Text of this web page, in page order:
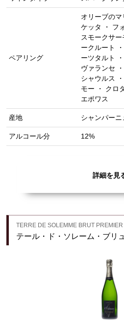
ペアリング
オリーブの
ケッタ ・ フ
スモークサ
ークルート
ーツタルト
ヴァランセ
シャウルス
モー ・ クロ
エポワス
産地 シャンパーニ
アルコール分 12%
詳細を見
TERRE DE SOLEMME BRUT
テール・ド・ソレーム・ブリ